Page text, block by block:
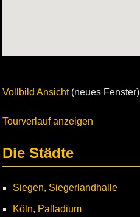
Vollbild Ansicht(neues Fenster)
Tourverlauf anzeigen
Die Städte
Siegen, Siegerlandhalle
Köln, Palladium